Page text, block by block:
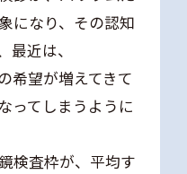
になり、その認知
近は、
希望が増えてきて
ってしまうように
検査枠が、平均す